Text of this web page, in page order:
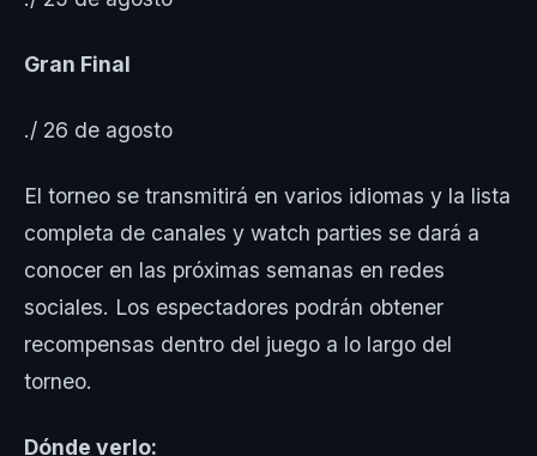
Gran Final
./ 26 de agosto
El torneo se transmitirá en varios idiomas y la lista
completa de canales y watch parties se dará a
conocer en las próximas semanas en redes
sociales. Los espectadores podrán obtener
recompensas dentro del juego a lo largo del
torneo.
Dónde verlo: